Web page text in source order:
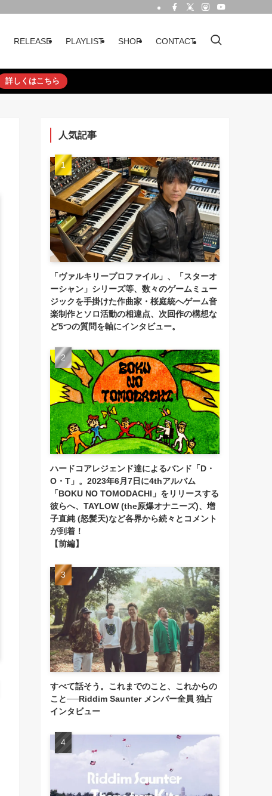
RELEASE PLAYLIST SHOP CONTACT
詳しくはこちら
人気記事
「ヴァルキリープロファイル」、「スターオ
ーシャン」シリーズ等、数々のゲームミュー
ジックを手掛けた作曲家・桜庭統へゲーム音
楽制作とソロ活動の相違点、次回作の構想な
ど5つの質問を軸にインタビュー。
ハードコアレジェンド達によるバンド「D・
O・T」。2023年6月7日に4thアルバム
「BOKU NO TOMODACHI」をリリースする
彼らへ、TAYLOW (the原爆オナニーズ)、増
子直純 (怒髪天)など各界から続々とコメント
が到着！
【前編】
すべて話そう。これまでのこと、これからの
こと──Riddim Saunter メンバー全員 独占
インタビュー